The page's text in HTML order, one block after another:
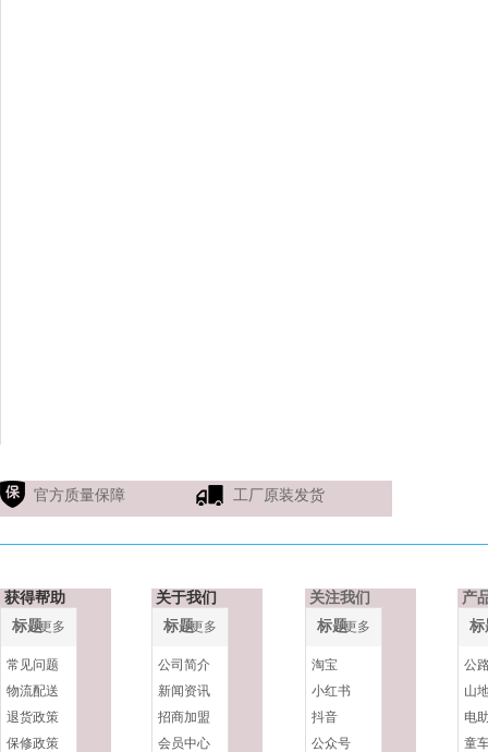
官方质量保障 工厂原装发货
标题更多
常见问题
物流配送
退货政策
保修政策
获得帮助
标题更多
公司简介
新闻资讯
招商加盟
会员中心
关于我们
标题更多
淘宝
小红书
抖音
公众号
关注我们
标
公
山
电
童
产